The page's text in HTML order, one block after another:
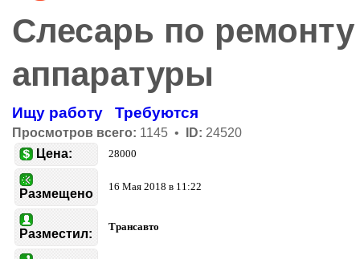
Слесарь по
аппаратуры
Ищу работу Требуются
Просмотров всего: 1145 • ID: 24520
Цена:
28000
Размещено
16 Мая 2018 в 11:22
Разместил:
Трансавто